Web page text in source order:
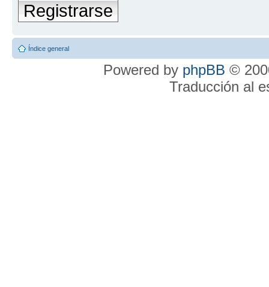
Registrarse
Índice general
Powered by phpBB ©
Traducción al